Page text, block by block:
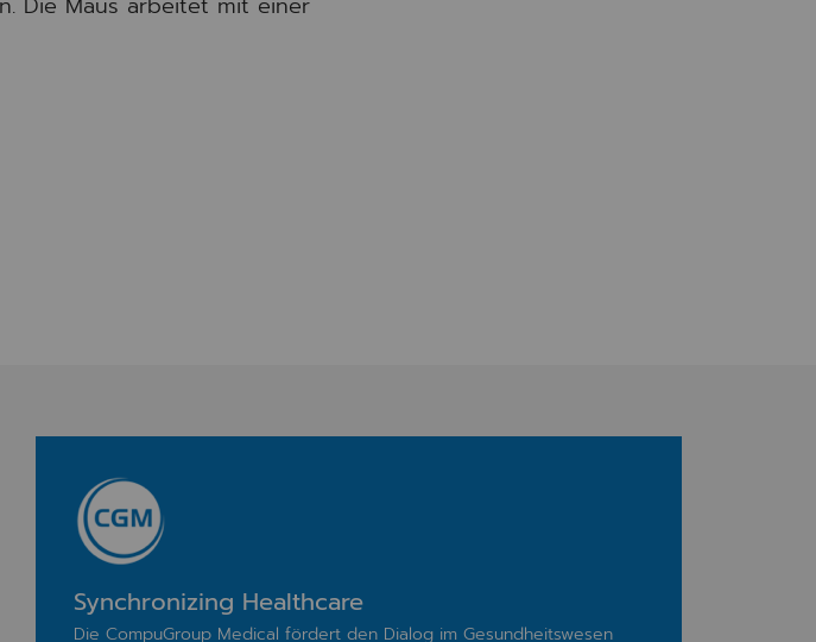
Synchronizing Healthcare
Die CompuGroup Medical fördert den Dialog im Gesundheitswesen